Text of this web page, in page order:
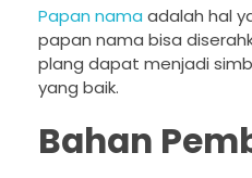
Papan nama adalah hal
papan nama bisa
plang dapat menjadi
yang baik.
Bahan